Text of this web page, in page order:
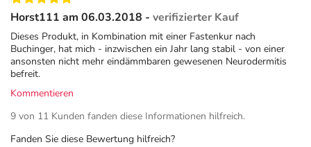
Horst111 am 06.03.2018 - verifizierter Kauf
Dieses Produkt, in Kombination mit einer Fastenkur nach
Buchinger, hat mich - inzwischen ein Jahr lang stabil - von einer
ansonsten nicht mehr eindämmbaren gewesenen Neurodermitis
befreit.
Kommentieren
9 von 11 Kunden fanden diese Informationen hilfreich.
Fanden Sie diese Bewertung hilfreich?